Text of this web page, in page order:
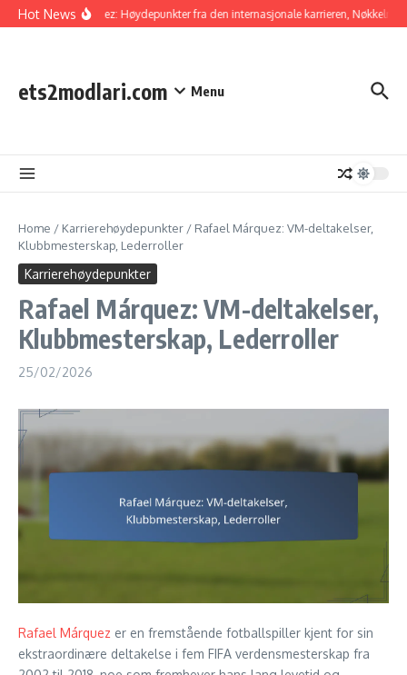
Skip to content
Hot News
Raúl Jiménez: Høydepunkter fra den internasjonale karrieren, Nøkkelmål,
ets2modlari.com Menu
Home / Karrierehøydepunkter / Rafael Márquez: VM-deltakelser,
Klubbmesterskap, Lederroller
Karrierehøydepunkter
Rafael Márquez: VM-deltakelser,
Klubbmesterskap, Lederroller
25/02/2026
Rafael Márquez er en fremstående fotballspiller kjent for sin
ekstraordinære deltakelse i fem FIFA verdensmesterskap fra